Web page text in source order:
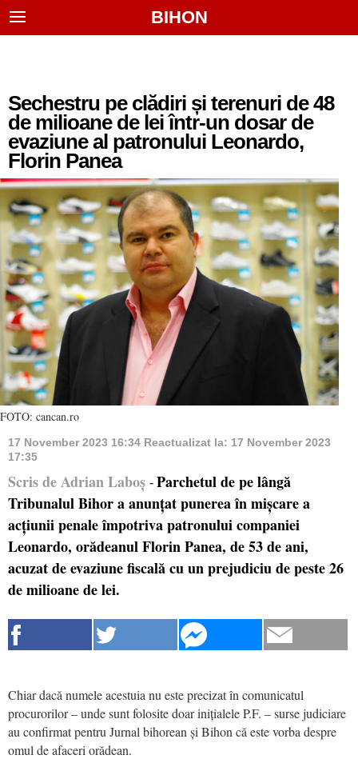
BIHON
Sechestru pe clădiri și terenuri de 48
de milioane de lei într-un dosar de
evaziune al patronului Leonardo,
Florin Panea
FOTO: cancan.ro
17 November 2023 16:34 Reactualizat la: 17 November 2023
17:35
Scris de Adrian Laboș - Parchetul de pe lângă
Tribunalul Bihor a anunțat punerea în mișcare a
acțiunii penale împotriva patronului companiei
Leonardo, orădeanul Florin Panea, de 53 de ani,
acuzat de evaziune fiscală cu un prejudiciu de peste 26
de milioane de lei.
Chiar dacă numele acestuia nu este precizat în comunicatul
procurorilor – unde sunt folosite doar inițialele P.F. – surse judiciare
au confirmat pentru Jurnal bihorean și Bihon că este vorba despre
omul de afaceri orădean.